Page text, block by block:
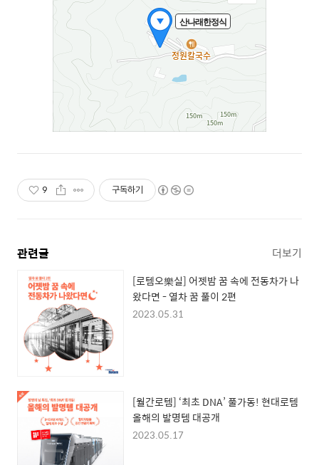
9 구독하기
관련글 더보기
[로템오樂실] 어젯밤 꿈 속에 전동차가 나
왔다면 - 열차 꿈 풀이 2편
2023.05.31
[월간로템] ‘최초 DNA’ 풀가동! 현대로템
올해의 발명템 대공개
2023.05.17